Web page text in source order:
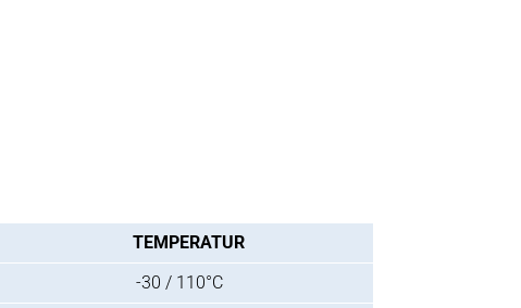
TEMPERATUR
-30 / 110°C